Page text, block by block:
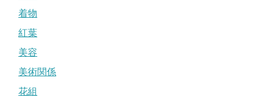
着物
紅葉
美容
美術関係
花組